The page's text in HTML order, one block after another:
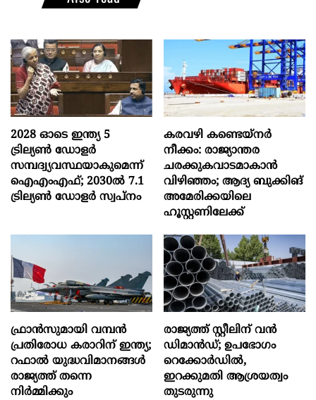
2028 ഓടെ ഇന്ത്യ 5
ട്രില്യണ്‍ ഡോളര്‍
സമ്പദ്വ്യവസ്ഥയാകുമെന്ന്
ഐഎംഎഫ്; 2030ല്‍ 7.1
ട്രില്യണ്‍ ഡോളര്‍ സ്വപ്നം
കരവഴി കണ്ടെയ്നർ
നീക്കം: രാജ്യാന്തര
ചരക്കുകവാടമാകാൻ
വിഴിഞ്ഞം; ആദ്യ ബുക്കിങ്
അമേരിക്കയിലെ
ഹൂസ്റ്റണിലേക്ക്
ഫ്രാൻസുമായി വമ്പന്‍
പ്രതിരോധ കരാറിന് ഇന്ത്യ;
റഫാല്‍ യുദ്ധവിമാനങ്ങള്‍
രാജ്യത്ത് തന്നെ
നിര്‍മ്മിക്കും
രാജ്യത്ത് സ്റ്റീലിന് വൻ
ഡിമാൻഡ്; ഉപഭോഗം
റെക്കോർഡിൽ,
ഇറക്കുമതി ആശ്രയത്വം
തുടരുന്നു